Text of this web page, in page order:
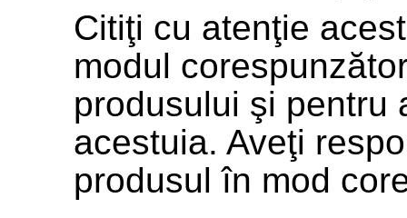
Citiţi cu atenţie
modul
produsului şi pentru
acestuia. Aveţi
produsul în mod